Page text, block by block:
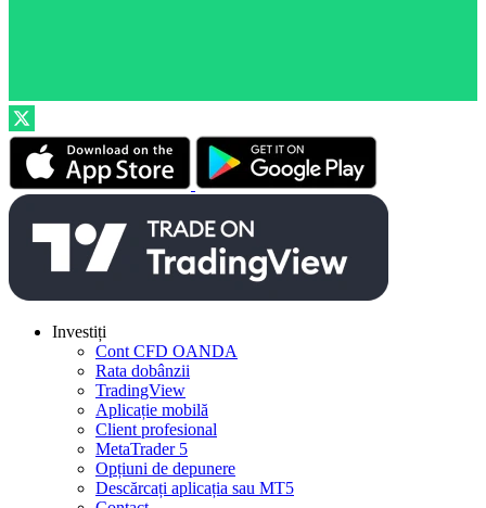
Investiți
Cont CFD OANDA
Rata dobânzii
TradingView
Aplicație mobilă
Client profesional
MetaTrader 5
Opțiuni de depunere
Descărcați aplicația sau MT5